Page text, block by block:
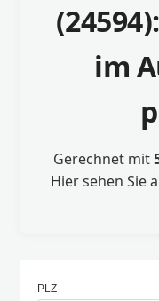
im
Gerechnet mit
Hier sehen Sie